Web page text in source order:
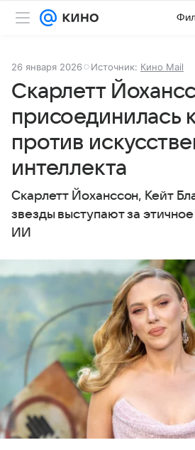
26 января 2026 Источник: Кино Mail
Скарлетт
присоединилась
против
интеллекта
Скарлетт Йоханссон, Кейт
звезды выступают за
ИИ